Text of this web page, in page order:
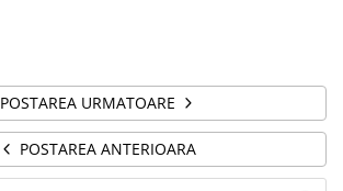
POSTAREA URMATOARE
POSTAREA ANTERIOARA